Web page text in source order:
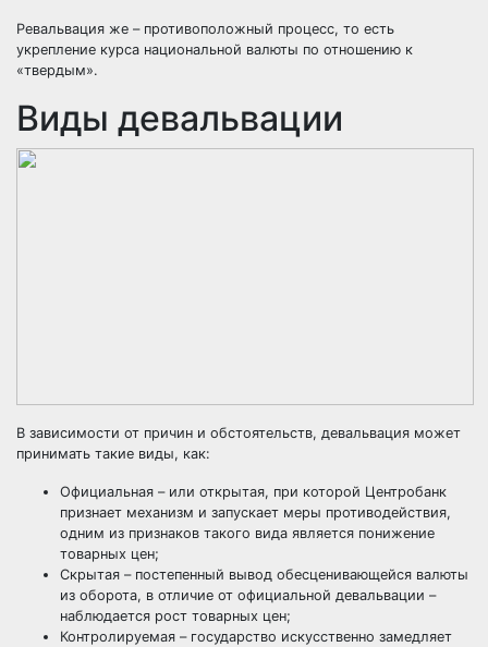
Ревальвация же – противоположный процесс, то есть
укрепление курса национальной валюты по отношению к
«твердым».
Виды девальвации
В зависимости от причин и обстоятельств, девальвация может
принимать такие виды, как:
Официальная – или открытая, при которой Центробанк
признает механизм и запускает меры противодействия,
одним из признаков такого вида является понижение
товарных цен;
Скрытая – постепенный вывод обесценивающейся валюты
из оборота, в отличие от официальной девальвации –
наблюдается рост товарных цен;
Контролируемая – государство искусственно замедляет